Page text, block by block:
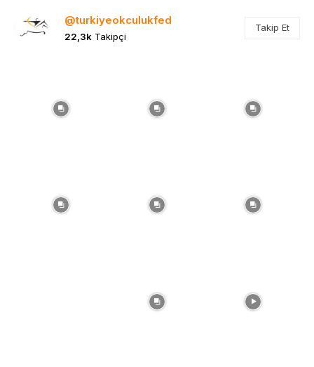
@turkiyeokculukfed
22,3k Takipçi
Takip Et